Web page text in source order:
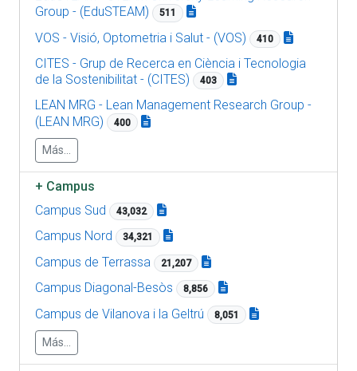
Group - (EduSTEAM)
511
VOS - Visió, Optometria i Salut - (VOS) 410
CITES - Grup de Recerca en Ciència i Tecnologia
de la Sostenibilitat - (CITES)
403
LEAN MRG - Lean Management Research Group -
(LEAN MRG)
400
Más...
+ Campus
Campus Sud
43,032
Campus Nord 34,321
Campus de Terrassa 21,207
Campus Diagonal-Besòs 8,856
Campus de Vilanova i la Geltrú 8,051
Más...